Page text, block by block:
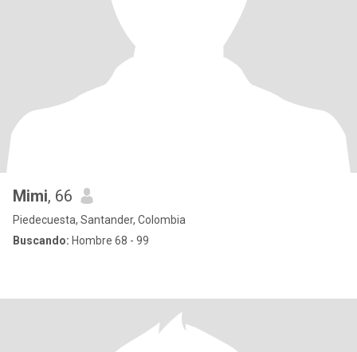
Mimi, 66
Piedecuesta, Santander, Colombia
Buscando: Hombre 68 - 99